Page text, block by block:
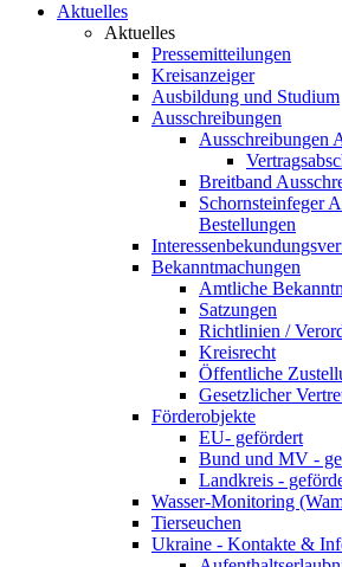
Aktuelles
Aktuelles
Pressemitteilungen
Kreisanzeiger
Ausbildung und Studium
Ausschreibungen
Ausschreibungen
Breitband
Schornsteinfeger
Bestellungen
Bekanntmachungen
Amtliche
Satzungen
Richtlinien /
Kreisrecht
Öffentliche
Gesetzlicher
Förderobjekte
EU- gefördert
Bund und MV -
Landkreis -
Wasser-Monitoring
Tierseuchen
Ukraine - Kontakte &